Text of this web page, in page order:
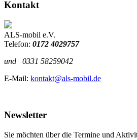
Kontakt
ALS-mobil e.V.
Telefon: 0172 4029757
und 0331 58259042
E-Mail: kontakt@als-mobil.de
Newsletter
Sie möchten über die Termine und